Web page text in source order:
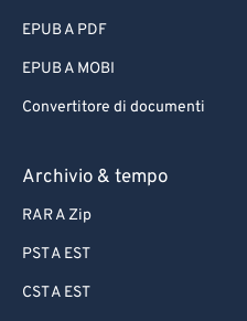
EPUB A PDF
EPUB A MOBI
Convertitore di documenti
Archivio & tempo
RAR A Zip
PST A EST
CST A EST